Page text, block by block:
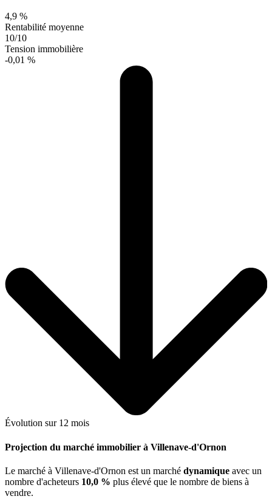
4,9 %
Rentabilité moyenne
10/10
Tension immobilière
-0,01 %
Évolution sur 12 mois
Projection du marché immobilier à Villenave-d'Ornon
Le marché à Villenave-d'Ornon est un marché dynamique avec un
nombre d'acheteurs 10,0 % plus élevé que le nombre de biens à
vendre.